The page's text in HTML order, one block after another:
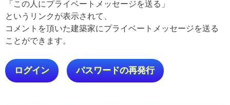
「この人にプライベートメッセージを送る」
というリンクが表示されて、
コメントを頂いた建築家にプライベートメッセージを送る
ことができます。
ログイン パスワードの再発行